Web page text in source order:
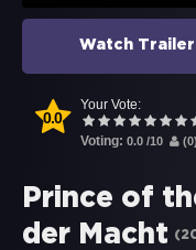
Watch Trailer
0.0
Your Vote:
Voting: 0.0 /10 (0)
Prince of
der Macht
(